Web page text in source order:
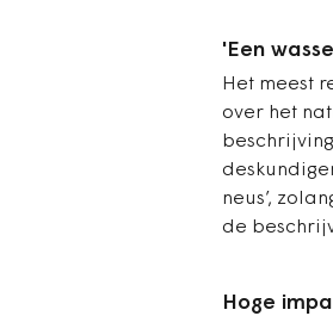
'Een
Het meest
over het
neus’,
de
Hoge